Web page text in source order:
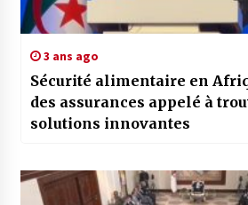
3 ans ago
Sécurité alimentaire en
des assurances appelé à
solutions innovantes